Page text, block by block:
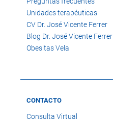
Unidades terapéuticas
CV Dr. José Vicente Ferrer
Blog Dr. José Vicente Ferrer
Obesitas Vela
CONTACTO
Consulta Virtual